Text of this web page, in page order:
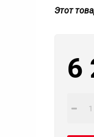
Этот
6